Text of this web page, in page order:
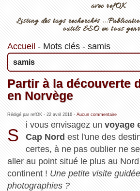
avec refOK
Listing des tags recherchés
outils SEO en tous
Accueil - Mots clés- samis
samis
Partir à la découverte
en Norvège
Rédigé par refOK - 22 avril 2016- Aucun commentaire
S
i vous envisagez unvoyage
Cap Nord est l'une des
certes, à ne pas oublier ne
aller au point situé le plus au
continent ! Une petite visite
photographies ?